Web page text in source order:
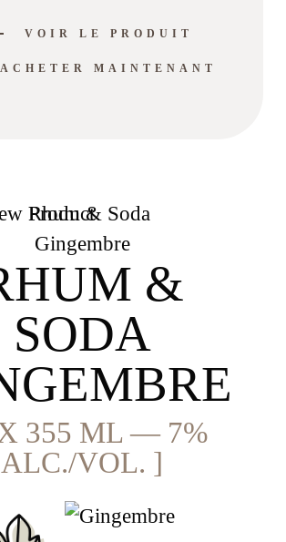
VOIR LE PRODUIT
ACHETER MAINTENANT
&
SODA
355 ML — 7%
ALC./VOL. ]